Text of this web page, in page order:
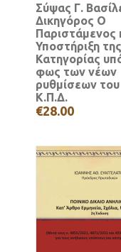
Σύψας Γ.
Δικηγόρος Ο
Παριστάμενος
Υποστήριξη της
Κατηγορίας
φως των νέων
ρυθμίσεων του
Κ.Π.Δ.
€28.00